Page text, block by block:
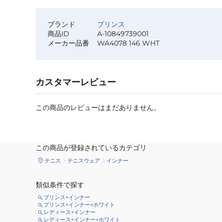
ブランド
プリンス
商品ID
A-10849739001
メーカー品番
WA4078 146 WHT
カスタマーレビュー
この商品のレビューはまだありません。
この商品が登録されているカテゴリ
テニス テニスウェア インナー
類似条件で探す
プリンス×インナー
プリンス×インナー×ホワイト
レディース×インナー
レディース×インナー×ホワイト